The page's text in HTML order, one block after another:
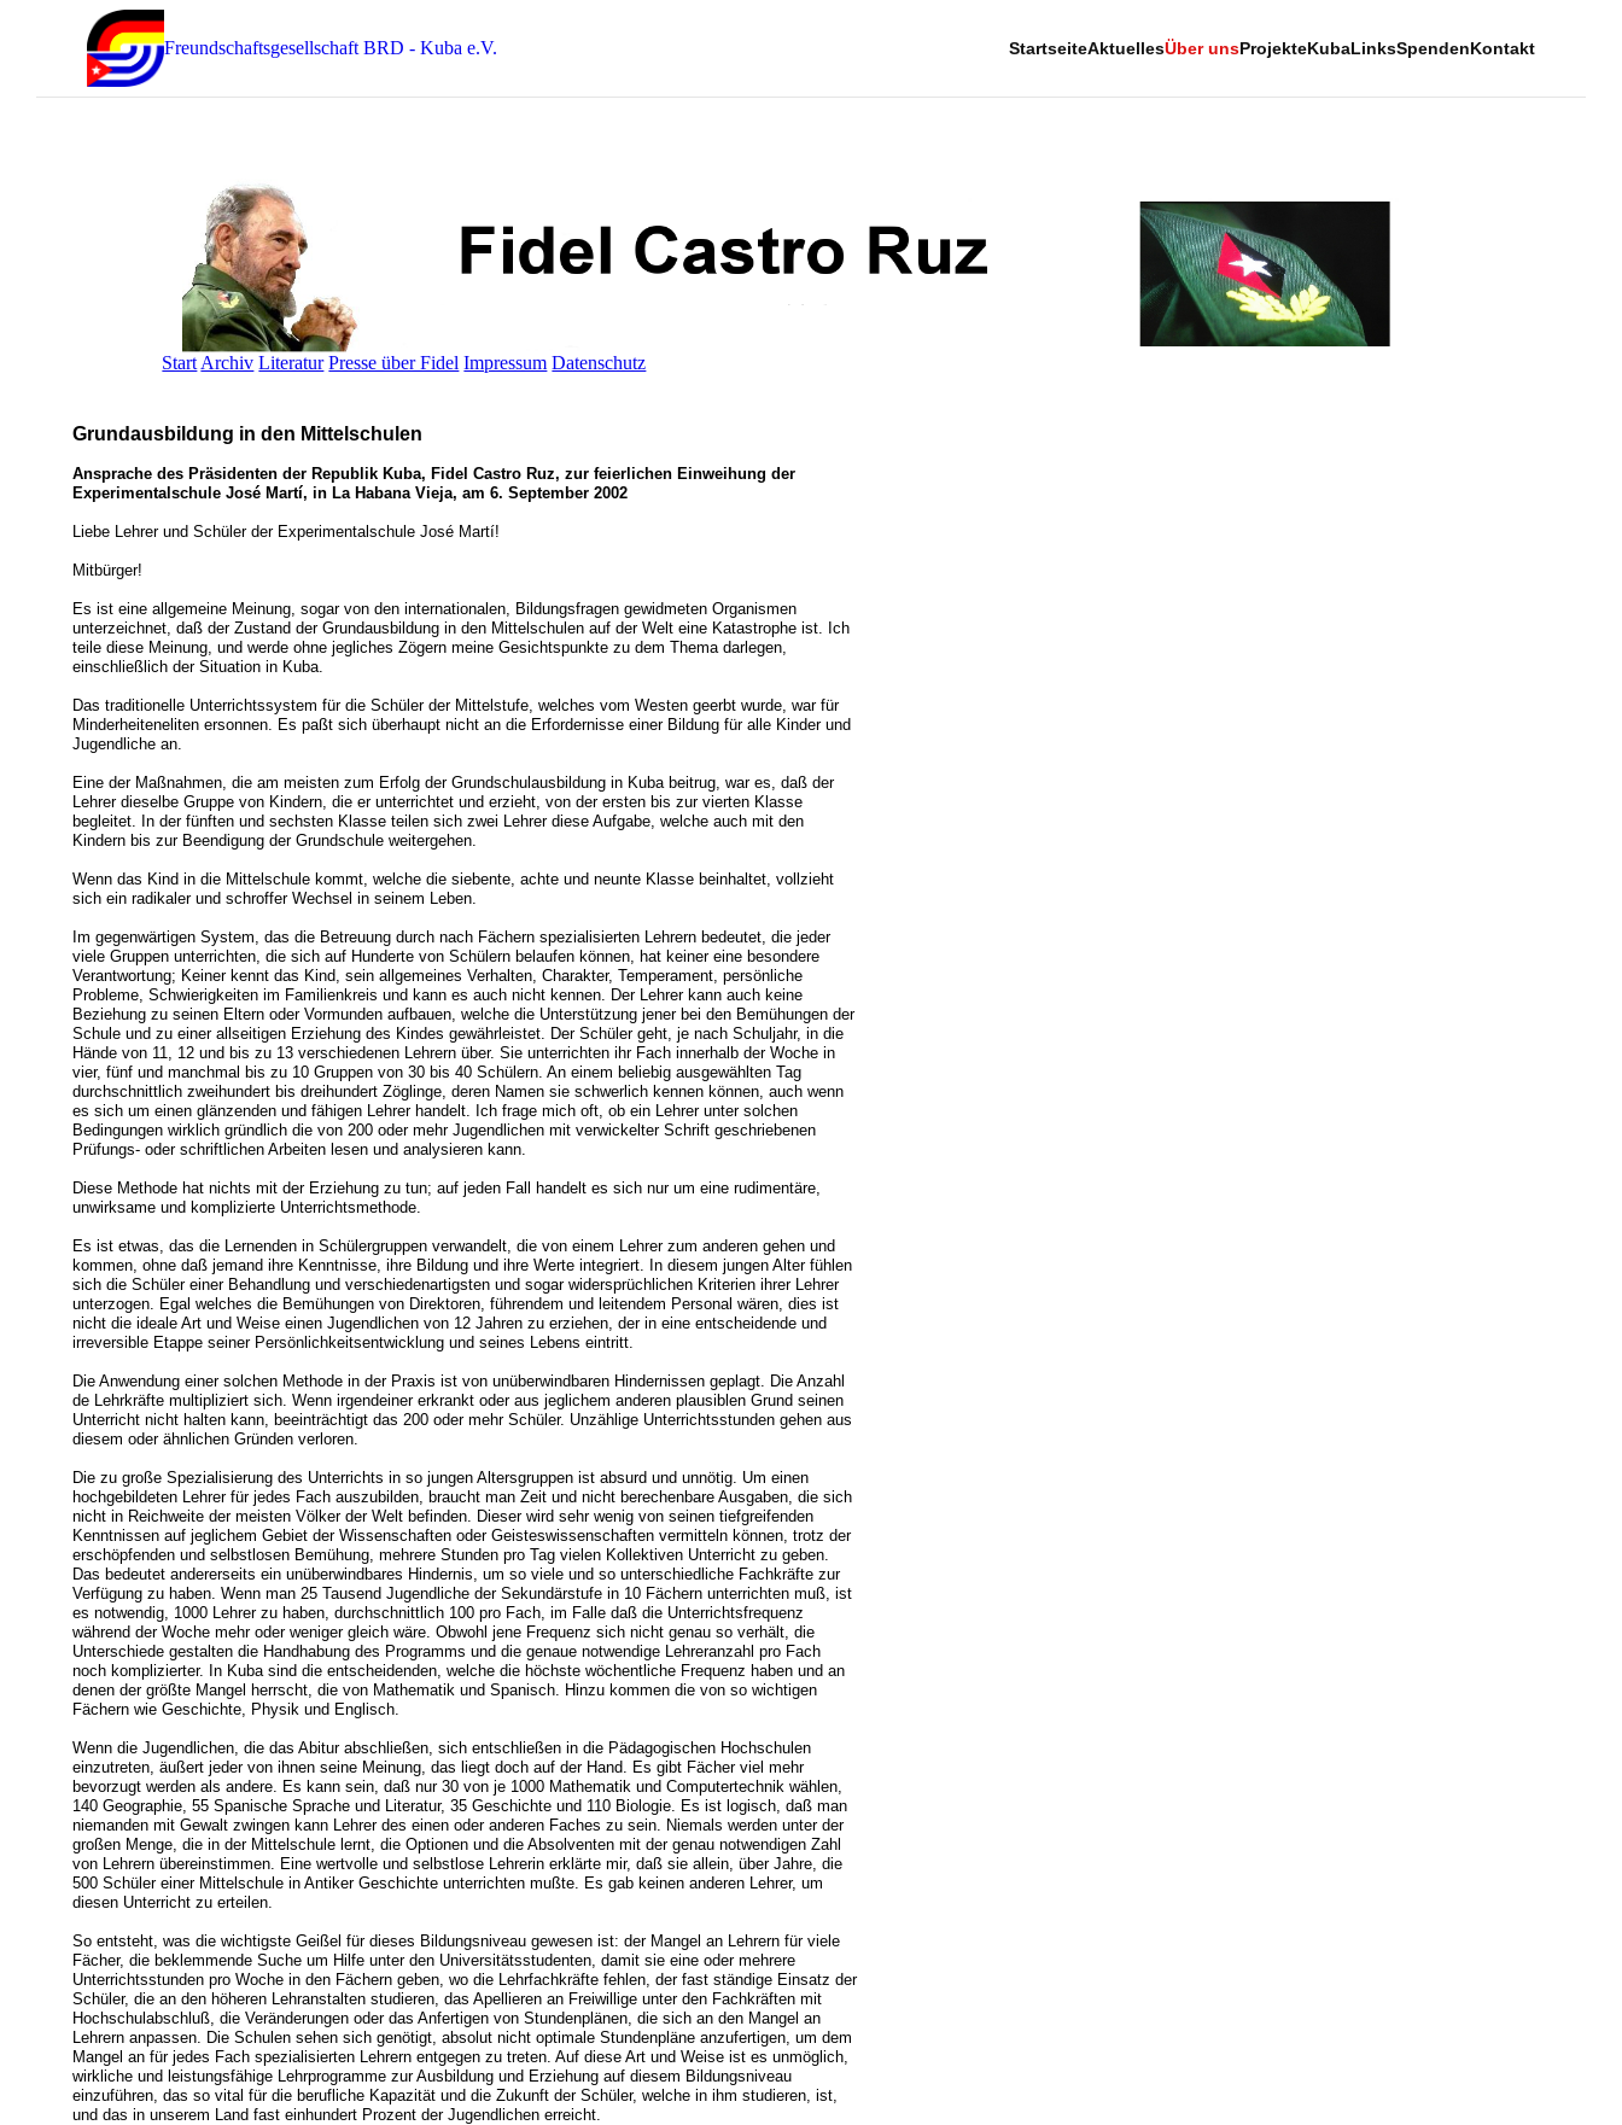
Freundschaftsgesellschaft BRD - Kuba e.V. StartseiteAktuellesÜber unsProjekteKubaLinksSpendenKontakt
Start Archiv Literatur Presse über Fidel Impressum Datenschutz
Grundausbildung in den Mittelschulen
Ansprache des Präsidenten der Republik Kuba, Fidel Castro Ruz, zur feierlichen Einweihung der
Experimentalschule José Martí, in La Habana Vieja, am 6. September 2002
Liebe Lehrer und Schüler der Experimentalschule José Martí!
Mitbürger!
Es ist eine allgemeine Meinung, sogar von den internationalen, Bildungsfragen gewidmeten Organismen
unterzeichnet, daß der Zustand der Grundausbildung in den Mittelschulen auf der Welt eine Katastrophe ist. Ich
teile diese Meinung, und werde ohne jegliches Zögern meine Gesichtspunkte zu dem Thema darlegen,
einschließlich der Situation in Kuba.
Das traditionelle Unterrichtssystem für die Schüler der Mittelstufe, welches vom Westen geerbt wurde, war für
Minderheiteneliten ersonnen. Es paßt sich überhaupt nicht an die Erfordernisse einer Bildung für alle Kinder und
Jugendliche an.
Eine der Maßnahmen, die am meisten zum Erfolg der Grundschulausbildung in Kuba beitrug, war es, daß der
Lehrer dieselbe Gruppe von Kindern, die er unterrichtet und erzieht, von der ersten bis zur vierten Klasse
begleitet. In der fünften und sechsten Klasse teilen sich zwei Lehrer diese Aufgabe, welche auch mit den
Kindern bis zur Beendigung der Grundschule weitergehen.
Wenn das Kind in die Mittelschule kommt, welche die siebente, achte und neunte Klasse beinhaltet, vollzieht
sich ein radikaler und schroffer Wechsel in seinem Leben.
Im gegenwärtigen System, das die Betreuung durch nach Fächern spezialisierten Lehrern bedeutet, die jeder
viele Gruppen unterrichten, die sich auf Hunderte von Schülern belaufen können, hat keiner eine besondere
Verantwortung; Keiner kennt das Kind, sein allgemeines Verhalten, Charakter, Temperament, persönliche
Probleme, Schwierigkeiten im Familienkreis und kann es auch nicht kennen. Der Lehrer kann auch keine
Beziehung zu seinen Eltern oder Vormunden aufbauen, welche die Unterstützung jener bei den Bemühungen der
Schule und zu einer allseitigen Erziehung des Kindes gewährleistet. Der Schüler geht, je nach Schuljahr, in die
Hände von 11, 12 und bis zu 13 verschiedenen Lehrern über. Sie unterrichten ihr Fach innerhalb der Woche in
vier, fünf und manchmal bis zu 10 Gruppen von 30 bis 40 Schülern. An einem beliebig ausgewählten Tag
durchschnittlich zweihundert bis dreihundert Zöglinge, deren Namen sie schwerlich kennen können, auch wenn
es sich um einen glänzenden und fähigen Lehrer handelt. Ich frage mich oft, ob ein Lehrer unter solchen
Bedingungen wirklich gründlich die von 200 oder mehr Jugendlichen mit verwickelter Schrift geschriebenen
Prüfungs- oder schriftlichen Arbeiten lesen und analysieren kann.
Diese Methode hat nichts mit der Erziehung zu tun; auf jeden Fall handelt es sich nur um eine rudimentäre,
unwirksame und komplizierte Unterrichtsmethode.
Es ist etwas, das die Lernenden in Schülergruppen verwandelt, die von einem Lehrer zum anderen gehen und
kommen, ohne daß jemand ihre Kenntnisse, ihre Bildung und ihre Werte integriert. In diesem jungen Alter fühlen
sich die Schüler einer Behandlung und verschiedenartigsten und sogar widersprüchlichen Kriterien ihrer Lehrer
unterzogen. Egal welches die Bemühungen von Direktoren, führendem und leitendem Personal wären, dies ist
nicht die ideale Art und Weise einen Jugendlichen von 12 Jahren zu erziehen, der in eine entscheidende und
irreversible Etappe seiner Persönlichkeitsentwicklung und seines Lebens eintritt.
Die Anwendung einer solchen Methode in der Praxis ist von unüberwindbaren Hindernissen geplagt. Die Anzahl
de Lehrkräfte multipliziert sich. Wenn irgendeiner erkrankt oder aus jeglichem anderen plausiblen Grund seinen
Unterricht nicht halten kann, beeinträchtigt das 200 oder mehr Schüler. Unzählige Unterrichtsstunden gehen aus
diesem oder ähnlichen Gründen verloren.
Die zu große Spezialisierung des Unterrichts in so jungen Altersgruppen ist absurd und unnötig. Um einen
hochgebildeten Lehrer für jedes Fach auszubilden, braucht man Zeit und nicht berechenbare Ausgaben, die sich
nicht in Reichweite der meisten Völker der Welt befinden. Dieser wird sehr wenig von seinen tiefgreifenden
Kenntnissen auf jeglichem Gebiet der Wissenschaften oder Geisteswissenschaften vermitteln können, trotz der
erschöpfenden und selbstlosen Bemühung, mehrere Stunden pro Tag vielen Kollektiven Unterricht zu geben.
Das bedeutet andererseits ein unüberwindbares Hindernis, um so viele und so unterschiedliche Fachkräfte zur
Verfügung zu haben. Wenn man 25 Tausend Jugendliche der Sekundärstufe in 10 Fächern unterrichten muß, ist
es notwendig, 1000 Lehrer zu haben, durchschnittlich 100 pro Fach, im Falle daß die Unterrichtsfrequenz
während der Woche mehr oder weniger gleich wäre. Obwohl jene Frequenz sich nicht genau so verhält, die
Unterschiede gestalten die Handhabung des Programms und die genaue notwendige Lehreranzahl pro Fach
noch komplizierter. In Kuba sind die entscheidenden, welche die höchste wöchentliche Frequenz haben und an
denen der größte Mangel herrscht, die von Mathematik und Spanisch. Hinzu kommen die von so wichtigen
Fächern wie Geschichte, Physik und Englisch.
Wenn die Jugendlichen, die das Abitur abschließen, sich entschließen in die Pädagogischen Hochschulen
einzutreten, äußert jeder von ihnen seine Meinung, das liegt doch auf der Hand. Es gibt Fächer viel mehr
bevorzugt werden als andere. Es kann sein, daß nur 30 von je 1000 Mathematik und Computertechnik wählen,
140 Geographie, 55 Spanische Sprache und Literatur, 35 Geschichte und 110 Biologie. Es ist logisch, daß man
niemanden mit Gewalt zwingen kann Lehrer des einen oder anderen Faches zu sein. Niemals werden unter der
großen Menge, die in der Mittelschule lernt, die Optionen und die Absolventen mit der genau notwendigen Zahl
von Lehrern übereinstimmen. Eine wertvolle und selbstlose Lehrerin erklärte mir, daß sie allein, über Jahre, die
500 Schüler einer Mittelschule in Antiker Geschichte unterrichten mußte. Es gab keinen anderen Lehrer, um
diesen Unterricht zu erteilen.
So entsteht, was die wichtigste Geißel für dieses Bildungsniveau gewesen ist: der Mangel an Lehrern für viele
Fächer, die beklemmende Suche um Hilfe unter den Universitätsstudenten, damit sie eine oder mehrere
Unterrichtsstunden pro Woche in den Fächern geben, wo die Lehrfachkräfte fehlen, der fast ständige Einsatz der
Schüler, die an den höheren Lehranstalten studieren, das Apellieren an Freiwillige unter den Fachkräften mit
Hochschulabschluß, die Veränderungen oder das Anfertigen von Stundenplänen, die sich an den Mangel an
Lehrern anpassen. Die Schulen sehen sich genötigt, absolut nicht optimale Stundenpläne anzufertigen, um dem
Mangel an für jedes Fach spezialisierten Lehrern entgegen zu treten. Auf diese Art und Weise ist es unmöglich,
wirkliche und leistungsfähige Lehrprogramme zur Ausbildung und Erziehung auf diesem Bildungsniveau
einzuführen, das so vital für die berufliche Kapazität und die Zukunft der Schüler, welche in ihm studieren, ist,
und das in unserem Land fast einhundert Prozent der Jugendlichen erreicht.